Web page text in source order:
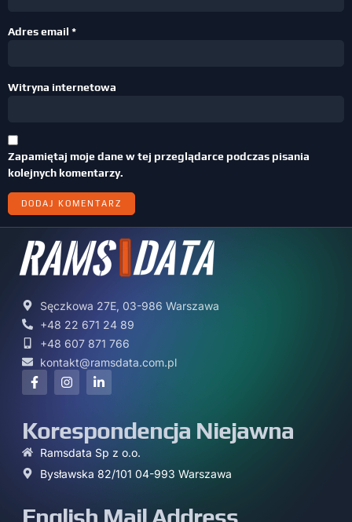
Adres email *
Witryna internetowa
Zapamiętaj moje dane w tej przeglądarce podczas pisania
kolejnych komentarzy.
Sęczkowa 27E, 03-986 Warszawa
+48 22 671 24 89
+48 607 871 766
kontakt@ramsdata.com.pl
Korespondencja Niejawna
Ramsdata Sp z o.o.
Bysławska 82/101 04-993 Warszawa